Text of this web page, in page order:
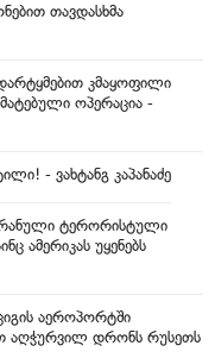
თავდასხმა
კმაყოფილი
ოპერაცია -
- ვახტანგ კაპანაძე
ტერორისტული
ამერიკას უყენებს
აეროპორტში
აღჭურვილ დრონს რუსეთს